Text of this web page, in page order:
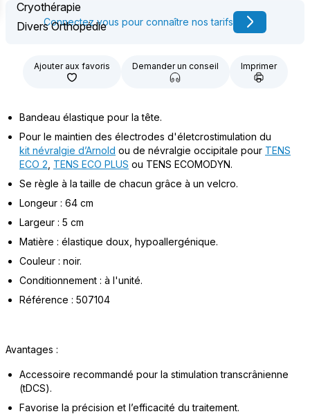
Cryothérapie
Divers Orthopédie
Connectez vous pour connaître nos tarifs
Ajouter aux favoris Demander un conseil Imprimer
Bandeau élastique pour la tête.
Pour le maintien des électrodes d'életcrostimulation du
kit névralgie d’Arnold ou de névralgie occipitale pour TENS
ECO 2 TENS ECO PLUS ou TENS ECOMODYN.
Se règle à la taille de chacun grâce à un velcro.
Longeur : 64 cm
Largeur : 5 cm
Matière : élastique doux, hypoallergénique.
Couleur : noir.
Conditionnement : à l'unité.
Référence : 507104
Avantages :
Accessoire recommandé pour la stimulation transcrânienne
(tDCS).
Favorise la précision et l’efficacité du traitement.